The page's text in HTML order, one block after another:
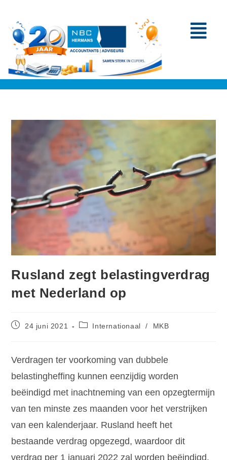
Rusland zegt belastingverdrag
met Nederland op
24 juni 2021 Internationaal / MKB
Verdragen ter voorkoming van dubbele
belastingheffing kunnen eenzijdig worden
beëindigd met inachtneming van een opzegtermijn
van ten minste zes maanden voor het verstrijken
van een kalenderjaar. Rusland heeft het
bestaande verdrag opgezegd, waardoor dit
verdrag per 1 januari 2022 zal worden beëindigd.